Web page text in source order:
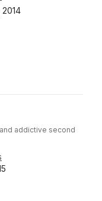
2014
antal röster:
addictive second
antal röster: